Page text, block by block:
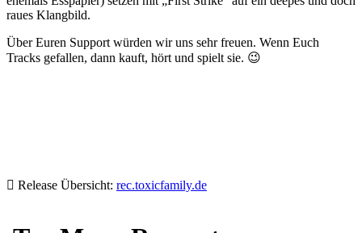
raues Klangbild.
Über Euren Support würden wir uns sehr freuen. Wenn Euch
Tracks gefallen, dann kauft, hört und spielt sie. 😉
Release Übersicht: rec.toxicfamily.de